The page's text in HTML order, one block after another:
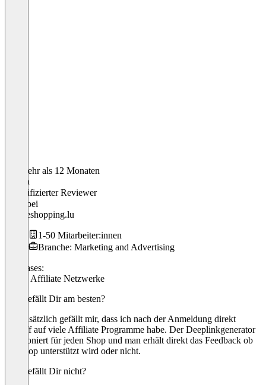
Vor mehr als 12 Monaten
Martin
Verifizierter Reviewer
bei
Onlineshopping.lu
1-50 Mitarbeiter:innen
Branche: Marketing and Advertising
Use cases:
Public Affiliate Netzwerke
Was gefällt Dir am besten?
Grundsätzlich gefällt mir, dass ich nach der Anmeldung direkt
Zugriff auf viele Affiliate Programme habe. Der Deeplinkgenerator
funktioniert für jeden Shop und man erhält direkt das Feedback ob
ein Shop unterstützt wird oder nicht.
Was gefällt Dir nicht?